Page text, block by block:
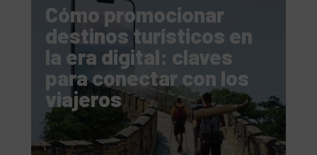
Cómo promocionar
destinos turísticos en
la era digital: claves
para conectar con los
viajeros